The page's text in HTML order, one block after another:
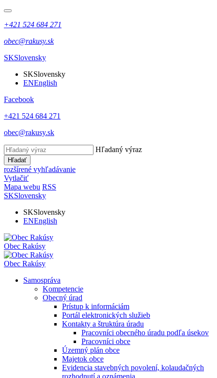
+421 524 684 271
obec@rakusy.sk
SKSlovensky
SKSlovensky
ENEnglish
Facebook
+421 524 684 271
obec@rakusy.sk
Hľadaný výraz
Hľadať
rozšírené vyhľadávanie
Vytlačiť
Mapa webu RSS
SKSlovensky
SKSlovensky
ENEnglish
Obec Rakúsy
Obec Rakúsy
Samospráva
Kompetencie
Obecný úrad
Prístup k informáciám
Portál elektronických služieb
Kontakty a štruktúra úradu
Pracovníci obecného úradu podľa úsekov
Pracovníci obce
Územný plán obce
Majetok obce
Evidencia stavebných povolení, kolaudačných
rozhodnutí a oznámenia